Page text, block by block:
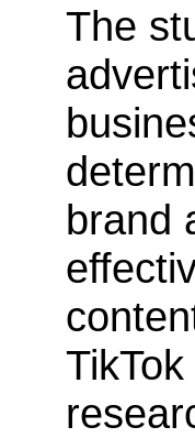
The
brand